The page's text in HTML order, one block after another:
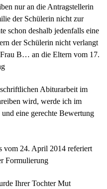
nur an die Antragstellerin
der Schülerin nicht zur
schon deshalb jedenfalls eine
der Schülerin nicht verlangt
B… an die Eltern vom 17.
Abiturarbeit im
wird, werde ich im
eine gerechte Bewertung
vom 24. April 2014 referiert
Formulierung
Ihrer Tochter Mut